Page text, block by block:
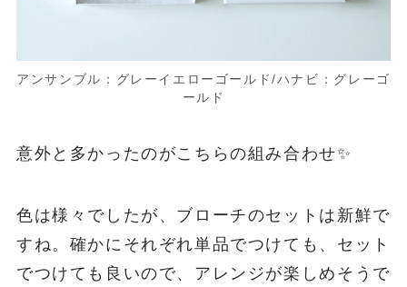
アンサンブル：グレーイエローゴールド/ハナビ：グレーゴ
ールド
意外と多かったのがこちらの組み合わせ✨
色は様々でしたが、ブローチのセットは新鮮で
すね。確かにそれぞれ単品でつけても、セット
でつけても良いので、アレンジが楽しめそうで